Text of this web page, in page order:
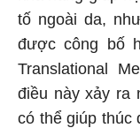
tố ngoài da,
được công bố
Translational
điều này xảy ra
có thể giúp thúc